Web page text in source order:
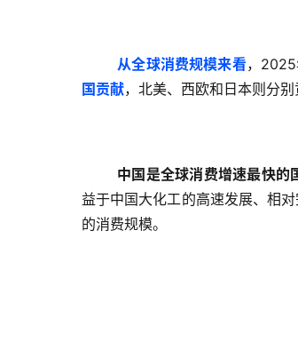
从全球消费规模来看，2025
国贡献，北美、西欧和日本则分
中国是全球消费增速最快
益于中国大化工的高速发展、相
的消费规模。